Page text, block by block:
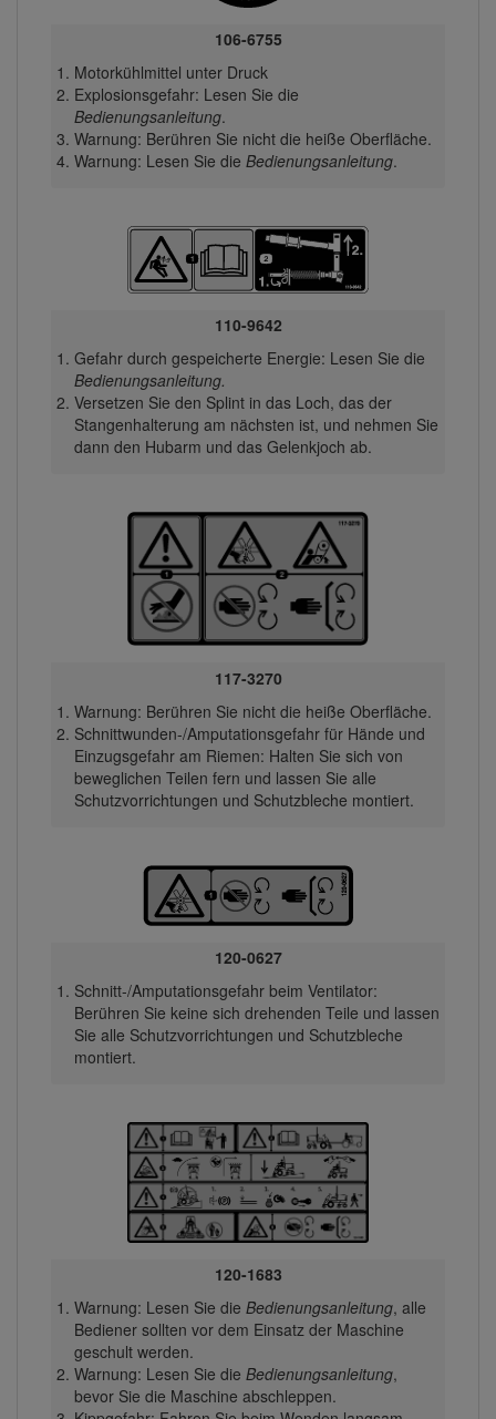
106-6755
Motorkühlmittel unter Druck
Explosionsgefahr: Lesen Sie die
Bedienungsanleitung.
Warnung: Berühren Sie nicht die heiße Oberfläche.
Warnung: Lesen Sie die Bedienungsanleitung.
110-9642
Gefahr durch gespeicherte Energie: Lesen Sie die
Bedienungsanleitung.
Versetzen Sie den Splint in das Loch, das der
Stangenhalterung am nächsten ist, und nehmen Sie
dann den Hubarm und das Gelenkjoch ab.
117-3270
Warnung: Berühren Sie nicht die heiße Oberfläche.
Schnittwunden-/Amputationsgefahr für Hände und
Einzugsgefahr am Riemen: Halten Sie sich von
beweglichen Teilen fern und lassen Sie alle
Schutzvorrichtungen und Schutzbleche montiert.
120-0627
Schnitt-/Amputationsgefahr beim Ventilator:
Berühren Sie keine sich drehenden Teile und lassen
Sie alle Schutzvorrichtungen und Schutzbleche
montiert.
120-1683
Warnung: Lesen Sie die Bedienungsanleitung, alle
Bediener sollten vor dem Einsatz der Maschine
geschult werden.
Warnung: Lesen Sie die Bedienungsanleitung,
bevor Sie die Maschine abschleppen.